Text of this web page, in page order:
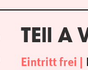
TEll A
Eintritt frei